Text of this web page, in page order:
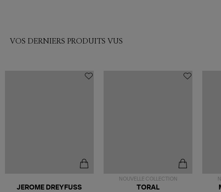
VOS DERNIERS PRODUITS VUS
JEROME DREYFUSS
NOUVELLE COLLECTION
TORAL